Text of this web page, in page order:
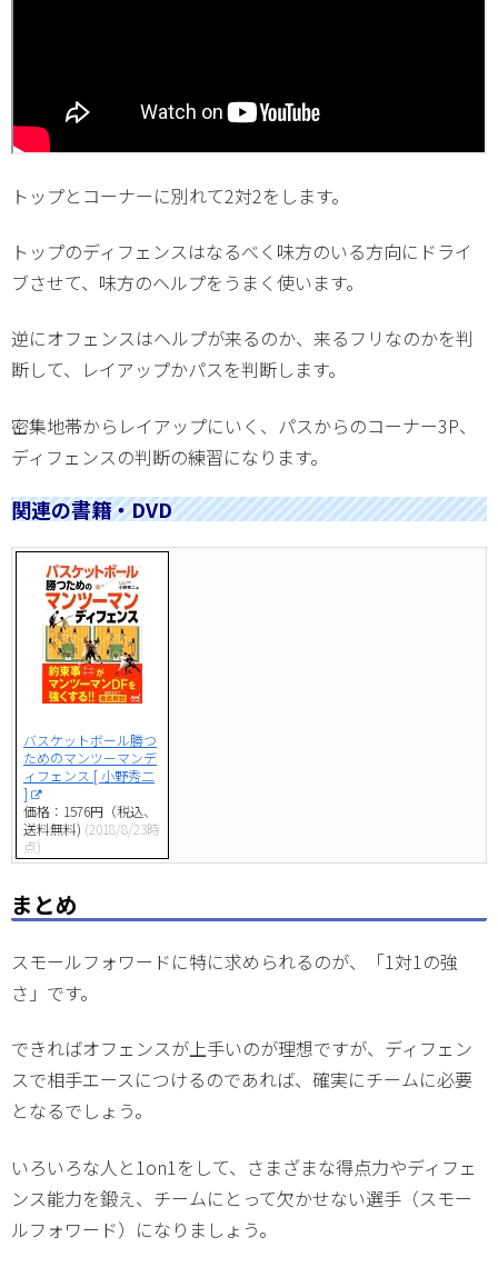
トップとコーナーに別れて2対2をします。
トップのディフェンスはなるべく味方のいる方向にドライ
ブさせて、味方のヘルプをうまく使います。
逆にオフェンスはヘルプが来るのか、来るフリなのかを判
断して、レイアップかパスを判断します。
密集地帯からレイアップにいく、パスからのコーナー3P、
ディフェンスの判断の練習になります。
関連の書籍・DVD
バスケットボール勝つ
ためのマンツーマンデ
ィフェンス [ 小野秀二
]
価格：1576円（税込、
送料無料) (2018/8/23時
点)
まとめ
スモールフォワードに特に求められるのが、「1対1の強
さ」です。
できればオフェンスが上手いのが理想ですが、ディフェン
スで相手エースにつけるのであれば、確実にチームに必要
となるでしょう。
いろいろな人と1on1をして、さまざまな得点力やディフェ
ンス能力を鍛え、チームにとって欠かせない選手（スモー
ルフォワード）になりましょう。